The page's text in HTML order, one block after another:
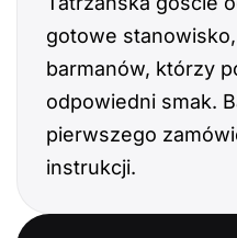
gotowe
barmanów, którzy
odpowiedni smak.
pierwszego
instrukcji.